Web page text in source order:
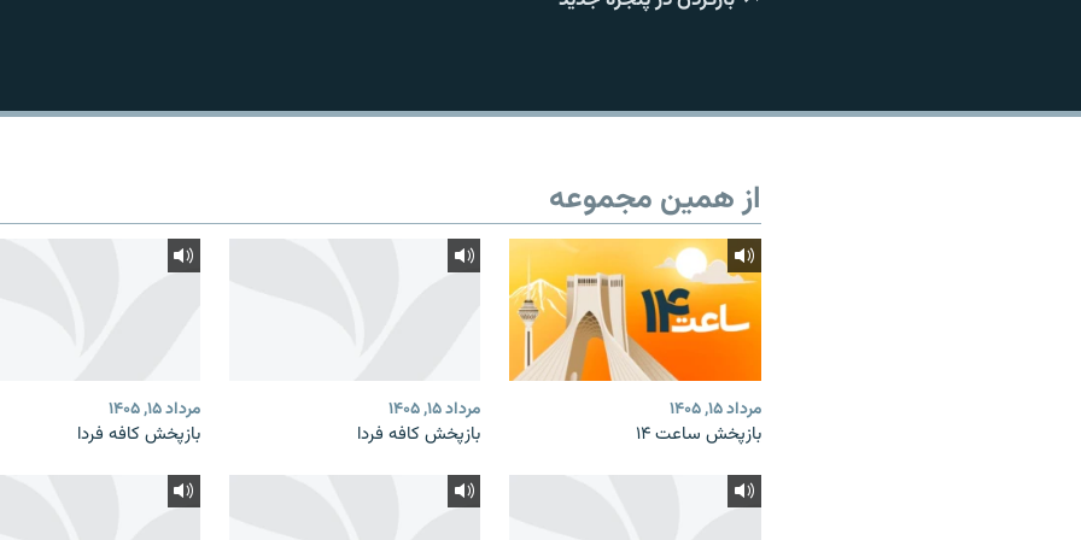
از همین مجموعه
مرداد ۱۵, ۱۴۰۵
بازپخش ساعت ۱۴
مرداد ۱۵, ۱۴۰۵
بازپخش کافه فردا
مرداد ۱۵, ۱۴۰۵
بازپخش کافه فردا